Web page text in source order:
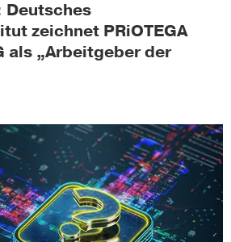
zeichnet PRiOTEGA
als „Arbeitgeber der